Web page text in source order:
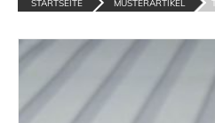
STARTSEITE MUSTERARTIKEL